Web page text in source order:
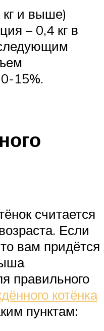
и выше)
– 0,4 кг в
15%.
считается
Если
вам придётся
правильного
котёнка
пунктам: